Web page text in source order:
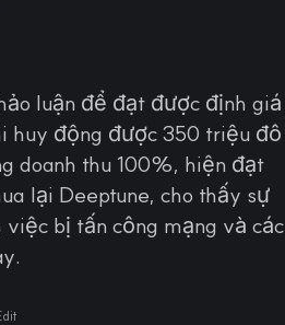
luận để đạt được định giá
huy động được 350 triệu đô
doanh thu 100%, hiện đạt
lại Deeptune, cho thấy sự
bị tấn công mạng và các